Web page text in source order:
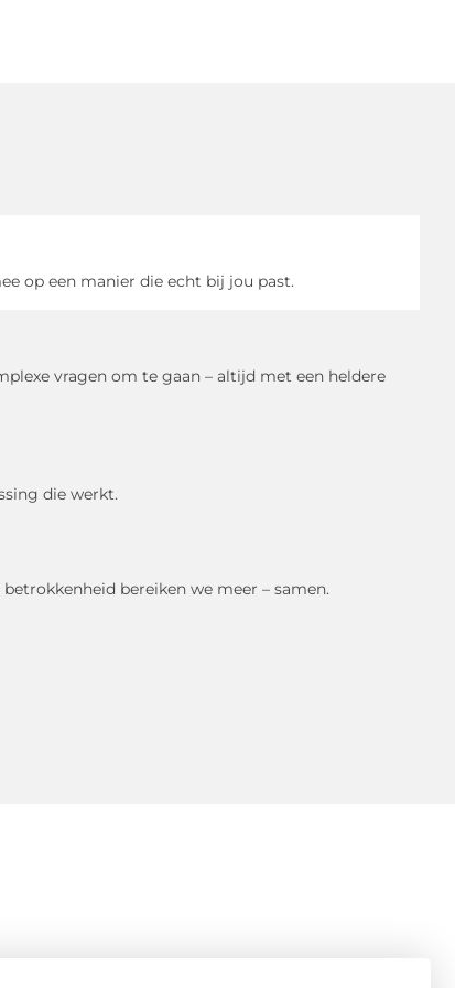
op een manier die echt bij jou past.
vragen om te gaan – altijd met een heldere
die werkt.
bereiken we meer – samen.